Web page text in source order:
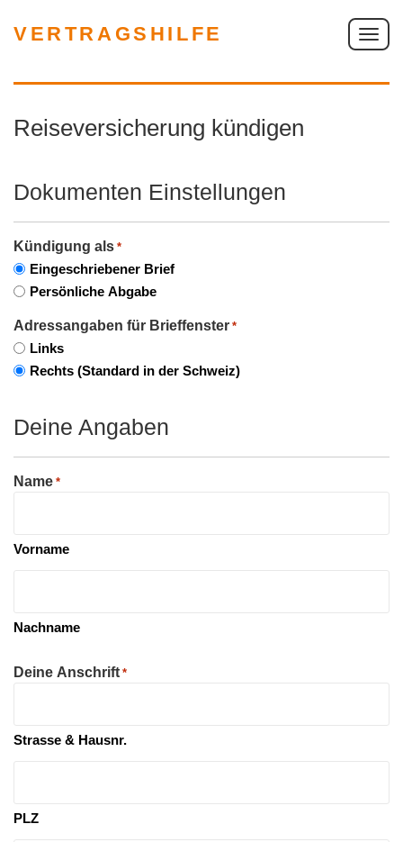
VERTRAGSHILFE
S
h
a
Reiseversicherung kündigen
Dokumenten Einstellungen
Kündigung als *
Eingeschriebener Brief
Persönliche Abgabe
Adressangaben für Brieffenster *
Links
Rechts (Standard in der Schweiz)
Deine Angaben
Name *
Vorname
Nachname
Deine Anschrift *
Strasse & Hausnr.
PLZ